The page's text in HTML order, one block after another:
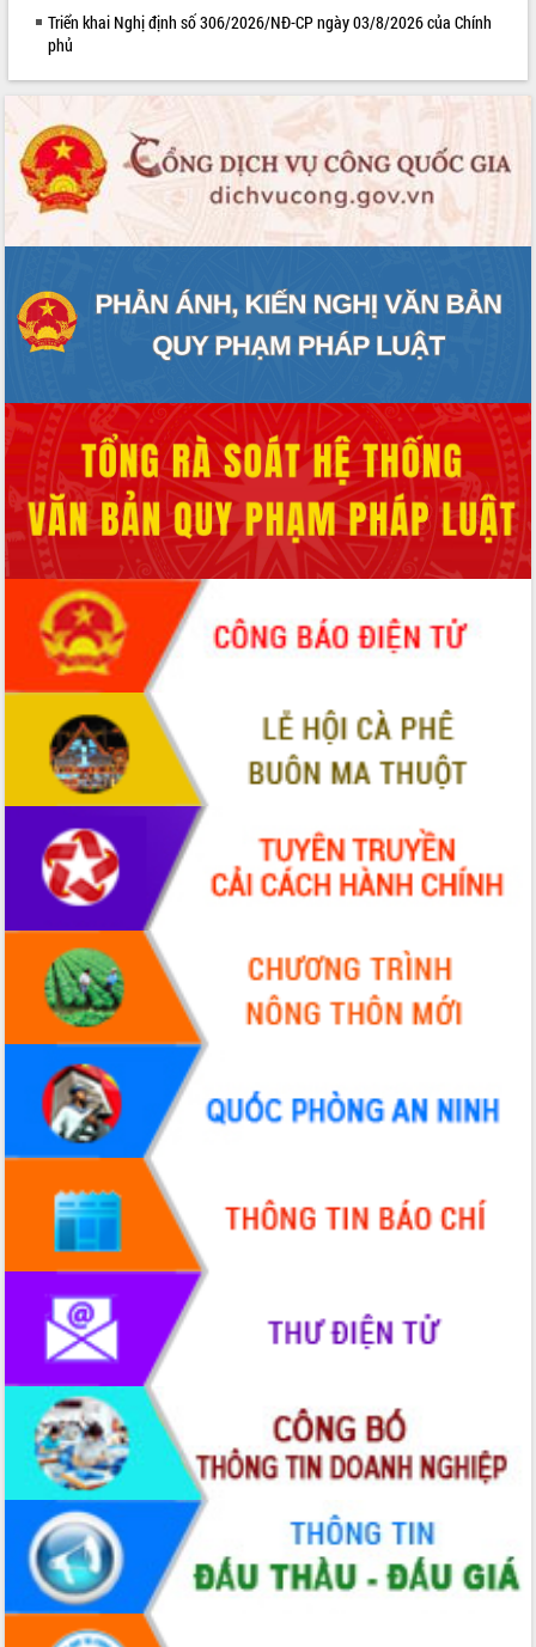
Minh
Lễ truy điệu và an táng hài cốt liệt sĩ
tại Nghĩa trang Liệt sĩ xã Sơn Hòa
xuất khẩu sầu riêng và triển khai quy
định EUDR
Thứ trưởng Bộ Nông nghiệp và Môi
trường Nguyễn Hoàng Hiệp khảo sát
Trình diễn nghệ thuật chế biến các
món ăn từ sầu riêng
Đắk Lắk công bố Quy hoạch và xúc
Ngành cá ngừ Đắk Lắk chủ động thích
ứng để giữ vững thị trường xuất khẩu
Diễn đàn Kinh tế tư nhân Việt Nam đột
phá cơ chế - Hợp tác công tư
Đề án 06 tạo bước ngoặt đột phá trong
cải cách hành chính tỉnh Đắk Lắk
Kết nối tour, đẩy mạnh chuyển đổi số
để phát triển du lịch Đắk Lắk
Khởi động Dự án Đầu tư xây dựng hạ
tầng kỹ thuật Cụm công nghiệp Tân
Tiến
Gặp mặt các cơ quan báo chí nhân Kỷ
niệm 101 năm Ngày Báo chí Cách
mạng Việt Nam
Đắk Lắk sơ kết 4 năm triển khai thực
hiện Đề án 06 của Chính phủ
Họp báo thông tin về Hội nghị Công bố
Quy hoạch và Xúc tiến đầu tư tỉnh Đắk
Lắk
Khơi thông điểm nghẽn, đẩy nhanh
giải ngân vốn khắc phục thiên tai
HĐND tỉnh thông qua điều chỉnh Quy
hoạch tỉnh thời kỳ 2021-2030
Hội thảo góp ý hồ sơ điều chỉnh quy
hoạch tỉnh Đắk Lắk thời kỳ 2021-2030,
tầm nhìn đến năm 2050
Nâng cao hiệu quả hoạt động của các
doanh nghiệp nhà nước
Hội nghị triển khai kết nối mạng
truyền số liệu chuyên dùng phục vụ cơ
quan Đảng, Nhà nước
Lễ phát động chuỗi hoạt động chung
tay làm sạch môi trường
Xã Ea Kar bước chuyển mình trong
công tác cải cách hành chính mô hình
mới
UBND tỉnh họp báo định kỳ tháng 4
Hội thảo khoa học “Giải pháp thúc đẩy
phát triển nền kinh tế xanh tại tỉnh
Đắk Lắk”
Tăng cường giám sát, đôn đốc thực
hiện nhiệm vụ quản lý tài sản công
hàng tuần
Tháo gỡ những vướng mắc, đẩy mạnh
công tác cải cách thủ tục hành chính
tại Trung tâm Phục vụ hành chính
công tỉnh
LIÊN KẾT WEB
Triển khai Nghị định số 306/2026/NĐ-CP ngày 03/8/2026 của Chính
phủ